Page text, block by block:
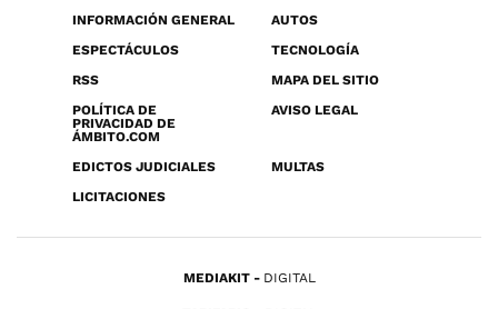
INFORMACIÓN GENERAL
AUTOS
ESPECTÁCULOS
TECNOLOGÍA
RSS
MAPA DEL SITIO
POLÍTICA DE
PRIVACIDAD DE
ÁMBITO.COM
AVISO LEGAL
EDICTOS JUDICIALES
MULTAS
LICITACIONES
MEDIAKIT DIGITAL